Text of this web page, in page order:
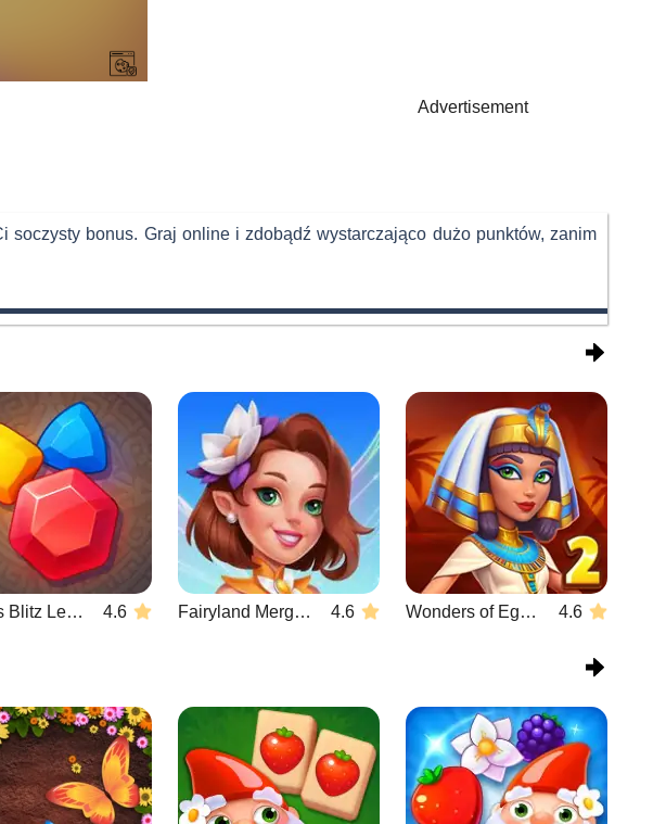
Advertisement
bonus. Graj online i zdobądź wystarczająco dużo punktów, zanim
Jewels Blitz Legends 4.6 Fairyland Merge & Magic 4.6 Wonders of Egypt Match 2 4.6